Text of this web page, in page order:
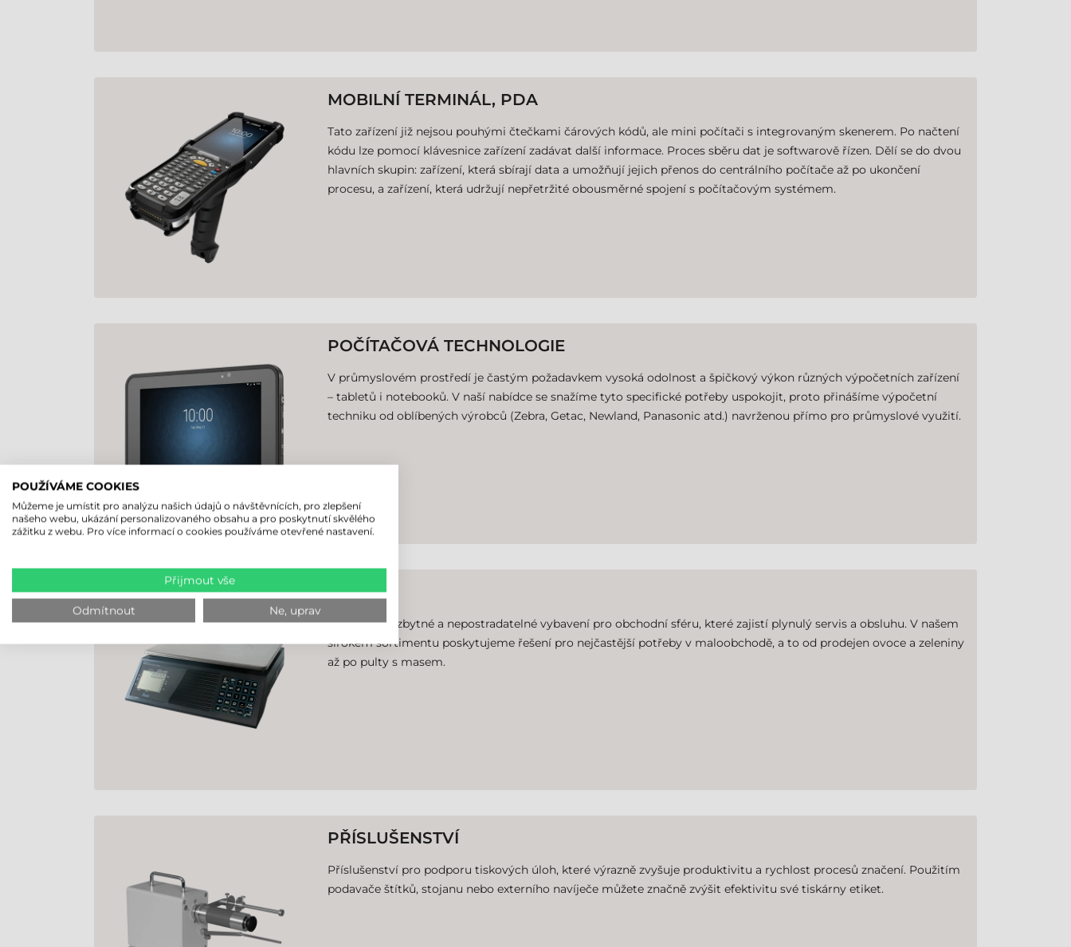
MOBILNÍ TERMINÁL, PDA
Tato zařízení již nejsou pouhými čtečkami čárových kódů, ale mini počítači s integrovaným skenerem. Po načtení
kódu lze pomocí klávesnice zařízení zadávat další informace. Proces sběru dat je softwarově řízen. Dělí se do dvou
hlavních skupin: zařízení, která sbírají data a umožňují jejich přenos do centrálního počítače až po ukončení
procesu, a zařízení, která udržují nepřetržité obousměrné spojení s počítačovým systémem.
POČÍTAČOVÁ TECHNOLOGIE
V průmyslovém prostředí je častým požadavkem vysoká odolnost a špičkový výkon různých výpočetních zařízení
– tabletů i notebooků. V naší nabídce se snažíme tyto specifické potřeby uspokojit, proto přinášíme výpočetní
techniku od oblíbených výrobců (Zebra, Getac, Newland, Panasonic atd.) navrženou přímo pro průmyslové využití.
POS
Nabízíme nezbytné a nepostradatelné vybavení pro obchodní sféru, které zajistí plynulý servis a obsluhu. V našem
širokém sortimentu poskytujeme řešení pro nejčastější potřeby v maloobchodě, a to od prodejen ovoce a zeleniny
až po pulty s masem.
PŘÍSLUŠENSTVÍ
Příslušenství pro podporu tiskových úloh, které výrazně zvyšuje produktivitu a rychlost procesů značení. Použitím
podavače štítků, stojanu nebo externího navíječe můžete značně zvýšit efektivitu své tiskárny etiket.
POUŽÍVÁME COOKIES
Můžeme je umístit pro analýzu našich údajů o návštěvnících, pro zlepšení
našeho webu, ukázání personalizovaného obsahu a pro poskytnutí skvělého
zážitku z webu. Pro více informací o cookies používáme otevřené nastavení.
Přijmout vše
Odmítnout Ne, uprav